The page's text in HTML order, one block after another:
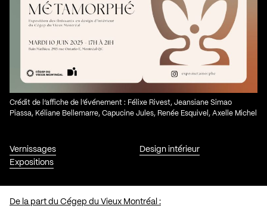
Vernissages
Expositions
Design intérieur
Crédit de l’affiche de l’événement : Félixe Rivest, Jeansiane Simao
Piassa, Kéliane Bellemarre, Capucine Jules, Renée Esquivel, Axelle Michel
De la part du Cégep du Vieux Montréal :